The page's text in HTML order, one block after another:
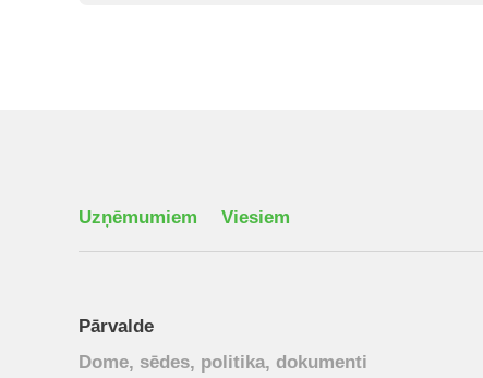
Uzņēmumiem Viesiem
Pārvalde
Dome, sēdes, politika, dokumenti